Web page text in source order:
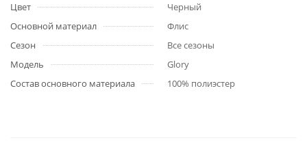
Цвет
Черный
Основной материал
Флис
Сезон
Все сезоны
Модель
Glory
Состав основного материала
100% полиэстер